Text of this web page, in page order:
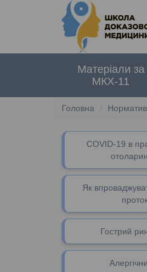
Матеріали за
МКХ-11
Головна
СOVID-19 в
Як
Гострий